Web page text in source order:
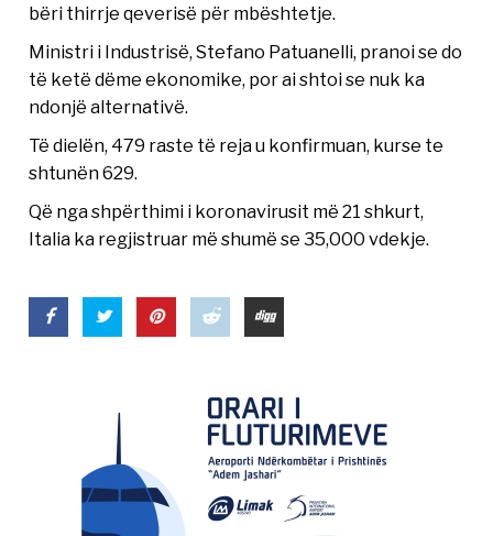
bëri thirrje qeverisë për mbështetje.
Ministri i Industrisë, Stefano Patuanelli, pranoi se do
të ketë dëme ekonomike, por ai shtoi se nuk ka
ndonjë alternativë.
Të dielën, 479 raste të reja u konfirmuan, kurse te
shtunën 629.
Që nga shpërthimi i koronavirusit më 21 shkurt,
Italia ka regjistruar më shumë se 35,000 vdekje.